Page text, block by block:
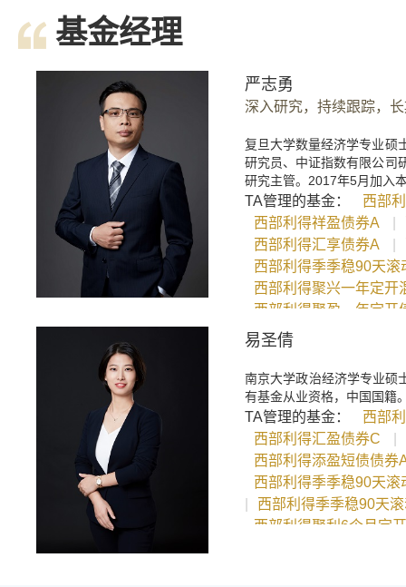
基金经理
严志勇
深入研究，持续跟踪，
复旦大学数量经济学专业硕
研究员、中证指数有限公司
研究主管。2017年5月加入
TA管理的基金：
西部
西部利得祥盈债券A
西部利得汇享债券A
西部利得季季稳90天滚
西部利得聚兴一年定开
西部利得聚盈一年定开
西部利得裕兴回报债券
西部利得双季享6个月
西部利得聚泰18个月定
易圣倩
南京大学政治经济学专业硕
有基金从业资格，中国国籍
TA管理的基金：
西部
西部利得汇盈债券C
西部利得添盈短债债券
西部利得季季稳90天滚
西部利得季季稳90天
西部利得聚利6个月定